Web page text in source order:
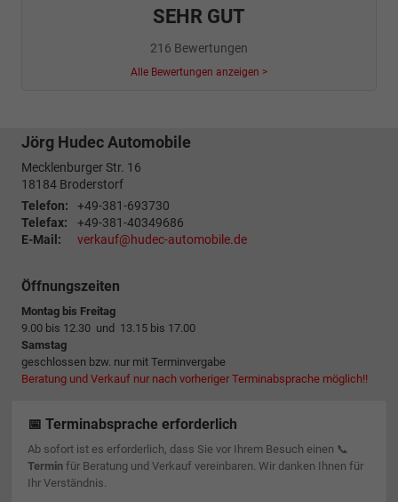
SEHR GUT
216 Bewertungen
Alle Bewertungen anzeigen >
Jörg Hudec Automobile
Mecklenburger Str. 16
18184 Broderstorf
Telefon:
+49-381-693730
Telefax:
+49-381-40349686
E-Mail:
verkauf@hudec-automobile.de
Öffnungszeiten
Montag bis Freitag
9.00 bis 12.30 und 13.15 bis 17.00
Samstag
geschlossen bzw. nur mit Terminvergabe
Beratung und Verkauf nur nach vorheriger Terminabsprache möglich!!
📅 Terminabsprache erforderlich
Ab sofort ist es erforderlich, dass Sie vor Ihrem Besuch einen 📞
Terminfür Beratung und Verkauf vereinbaren. Wir danken Ihnen für
Ihr Verständnis.